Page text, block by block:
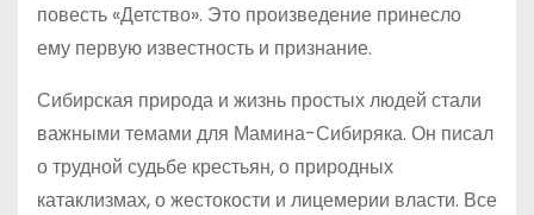
повесть «Детство». Это произведение принесло
ему первую известность и признание.
Сибирская природа и жизнь простых людей стали
важными темами для Мамина-Сибиряка. Он писал
о трудной судьбе крестьян, о природных
катаклизмах, о жестокости и лицемерии власти. Все